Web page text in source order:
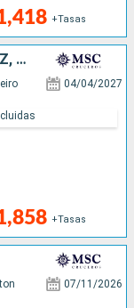
+Tasas
BRASIL, MARRUECOS, ESPAÑA, TÚNEZ, ITALIA, FRANCIA
04/04/2027
+Tasas
07/11/2026